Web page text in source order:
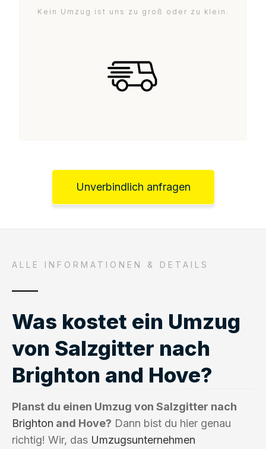
Kein Umzug ist uns zu groß oder zu klein.
Unverbindlich anfragen
ALLE INFORMATIONEN & DETAILS
Was kostet ein Umzug
von Salzgitter nach
Brighton and Hove?
Planst du einen Umzug von Salzgitter nach
Brighton and Hove? Dann bist du hier genau
richtig! Wir, das Umzugsunternehmen